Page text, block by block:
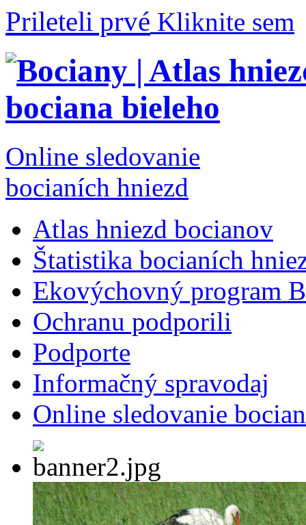
Prileteli prvé Kliknite sem
Online sledovanie
bocianích hniezd
Atlas hniezd bocianov
Štatistika bocianích
Ekovýchovný program
Ochranu podporili
Podporte
Informačný spravodaj
Online sledovanie